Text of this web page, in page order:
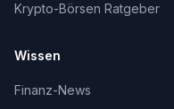
Krypto-Börsen Ratgeber
Wissen
Finanz-News